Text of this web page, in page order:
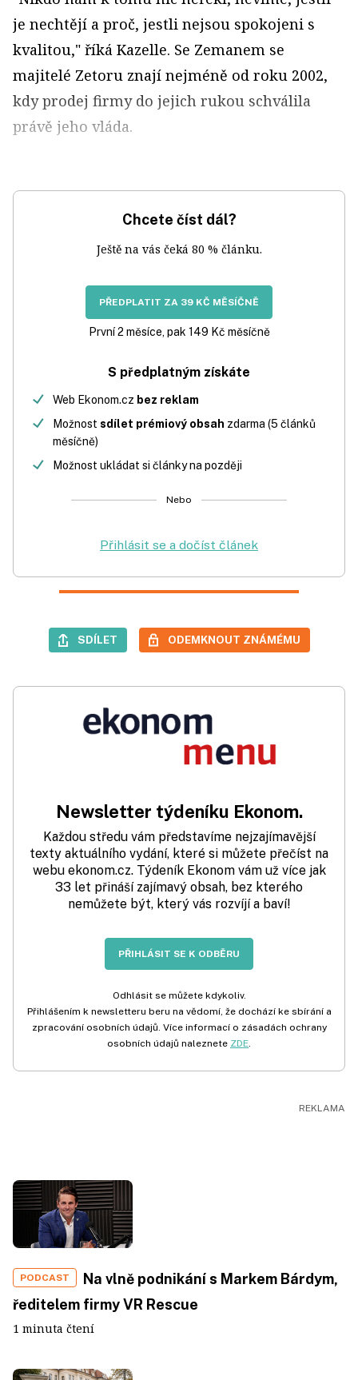
je nechtějí a proč, jestli nejsou spokojeni s
kvalitou," říká Kazelle. Se Zemanem se
majitelé Zetoru znají nejméně od roku 2002,
kdy prodej firmy do jejich rukou schválila
právě jeho vláda.
Chcete číst dál?
Ještě na vás čeká 80 % článku.
PŘEDPLATIT ZA 39 KČ MĚSÍČNĚ
První 2 měsíce, pak 149 Kč měsíčně
S předplatným získáte
Web Ekonom.cz bez reklam
Možnost sdílet prémiový obsah zdarma (5 článků
měsíčně)
Možnost ukládat si články na později
Nebo
Přihlásit se a dočíst článek
SDÍLET ODEMKNOUT ZNÁMÉMU
Newsletter týdeníku Ekonom.
Každou středu vám představíme nejzajímavější
texty aktuálního vydání, které si můžete přečíst na
webu ekonom.cz. Týdeník Ekonom vám už více jak
33 let přináší zajímavý obsah, bez kterého
nemůžete být, který vás rozvíjí a baví!
PŘIHLÁSIT SE K ODBĚRU
Odhlásit se můžete kdykoliv.
Přihlášením k newsletteru beru na vědomí, že dochází ke sbírání a
zpracování osobních údajů. Více informací o zásadách ochrany
osobních údajů naleznete ZDE.
PODCAST
Na vlně podnikání s Markem Bárdym,
ředitelem firmy VR Rescue
1 minuta čtení